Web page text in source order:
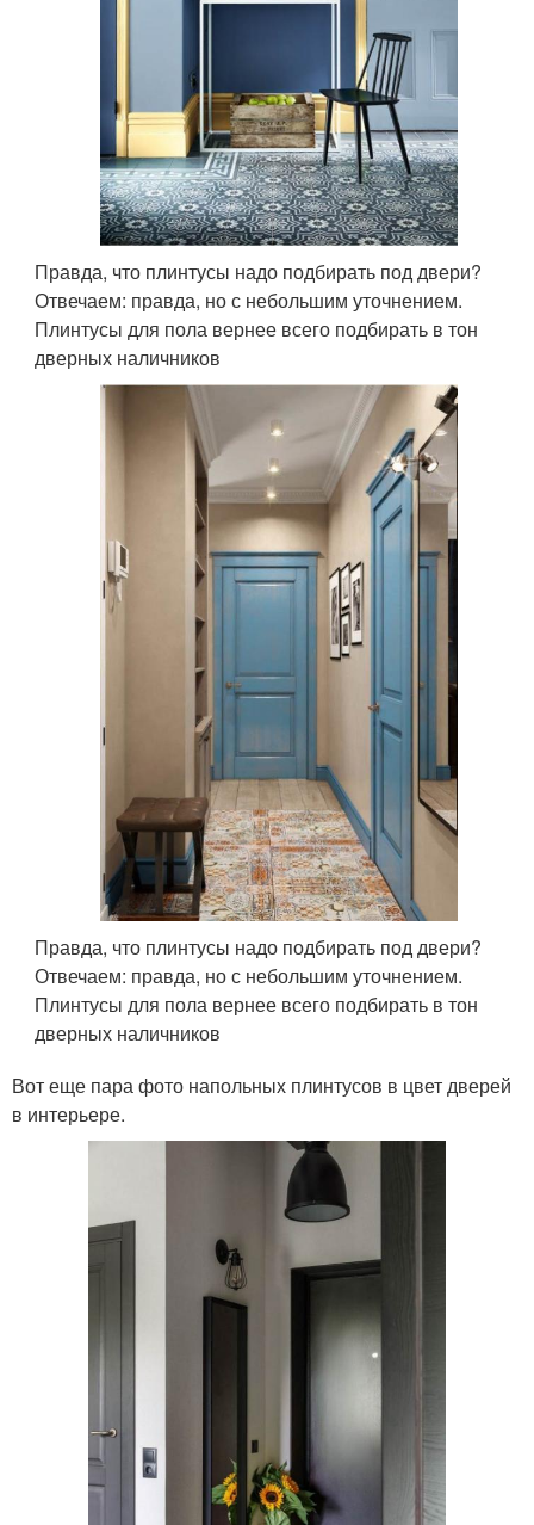
Правда, что плинтусы надо подбирать под двери?
Отвечаем: правда, но с небольшим уточнением.
Плинтусы для пола вернее всего подбирать в тон
дверных наличников
Правда, что плинтусы надо подбирать под двери?
Отвечаем: правда, но с небольшим уточнением.
Плинтусы для пола вернее всего подбирать в тон
дверных наличников
Вот еще пара фото напольных плинтусов в цвет дверей
в интерьере.